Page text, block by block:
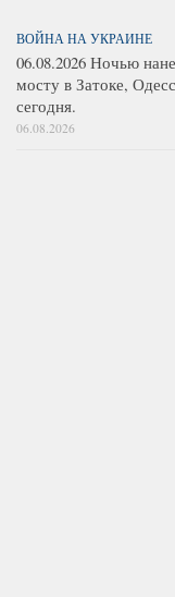
ВОЙНА НА УКРАИНЕ
06.08.2026 Ночью
мосту в Затоке,
сегодня.
06.08.2026